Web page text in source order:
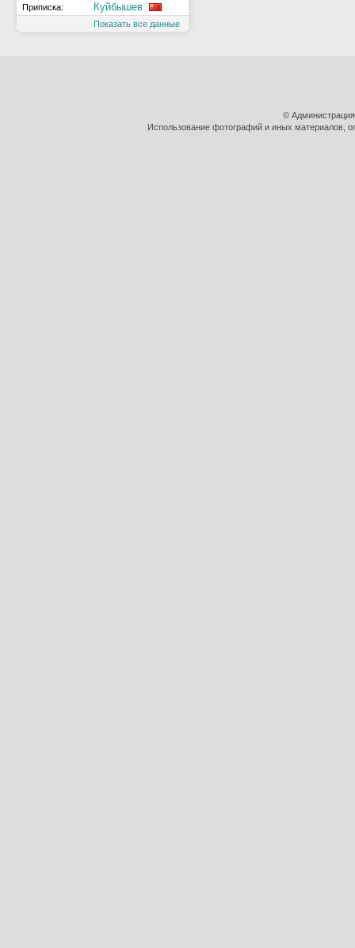
Приписка: Куйбышев
Показать все данные
©
Использование фотографий и иных материалов,